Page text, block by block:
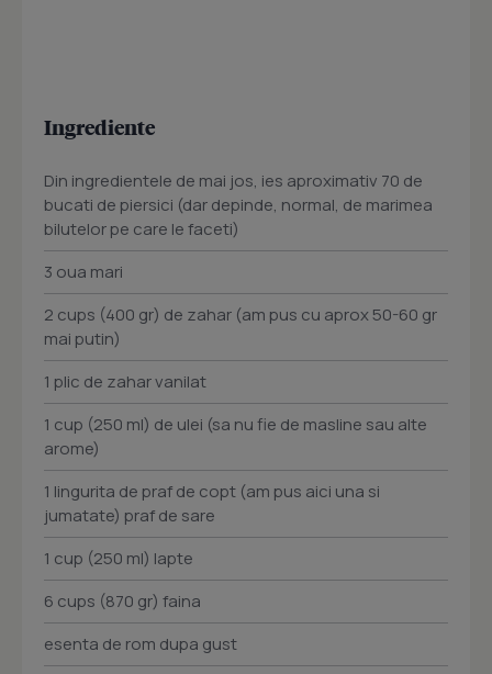
Ingrediente
Din ingredientele de mai jos, ies aproximativ 70 de
bucati de piersici (dar depinde, normal, de marimea
bilutelor pe care le faceti)
3 oua mari
2 cups (400 gr) de zahar (am pus cu aprox 50-60 gr
mai putin)
1 plic de zahar vanilat
1 cup (250 ml) de ulei (sa nu fie de masline sau alte
arome)
1 lingurita de praf de copt (am pus aici una si
jumatate) praf de sare
1 cup (250 ml) lapte
6 cups (870 gr) faina
esenta de rom dupa gust